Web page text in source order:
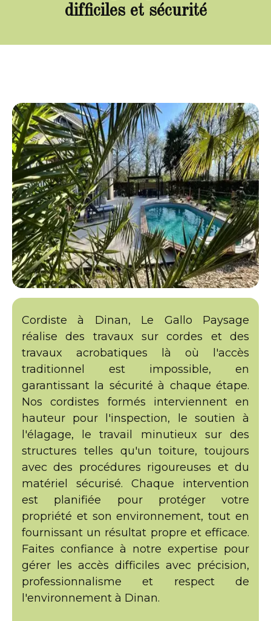
difficiles et sécurité
Cordiste à Dinan, Le Gallo Paysage
réalise des travaux sur cordes et des
travaux acrobatiques là où l'accès
traditionnel est impossible, en
garantissant la sécurité à chaque étape.
Nos cordistes formés interviennent en
hauteur pour l'inspection, le soutien à
l'élagage, le travail minutieux sur des
structures telles qu'un toiture, toujours
avec des procédures rigoureuses et du
matériel sécurisé. Chaque intervention
est planifiée pour protéger votre
propriété et son environnement, tout en
fournissant un résultat propre et efficace.
Faites confiance à notre expertise pour
gérer les accès difficiles avec précision,
professionnalisme et respect de
l'environnement à Dinan.